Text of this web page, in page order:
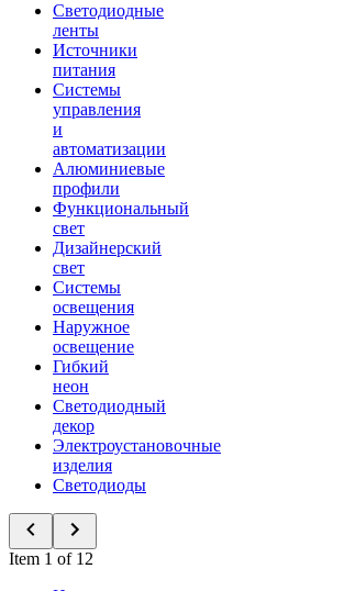
Светодиодные
ленты
Источники
питания
Системы
управления
и
автоматизации
Алюминиевые
профили
Функциональный
свет
Дизайнерский
свет
Системы
освещения
Наружное
освещение
Гибкий
неон
Светодиодный
декор
Электроустановочные
изделия
Светодиоды
Item 1 of 12